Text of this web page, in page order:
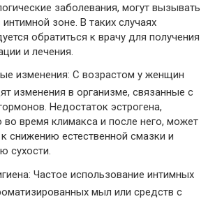
заболевания, могут вызывать
интимной зоне. В таких случаях
обратиться к врачу для получения
и лечения.
изменения: С возрастом у женщин
изменения в организме, связанные с
Недостаток эстрогена,
во время климакса и после него, может
снижению естественной смазки и
сухости.
Частое использование интимных
мыл или средств с